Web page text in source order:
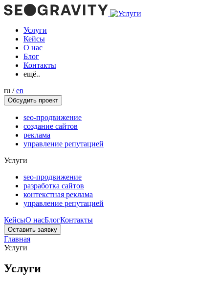
Услуги
Кейсы
О нас
Блог
Контакты
ещё..
ru / en
Обсудить проект
seo-продвижение
создание сайтов
реклама
управление репутацией
Услуги
seo-продвижение
разработка сайтов
контекстная реклама
управление репутацией
КейсыО насБлогКонтакты
Оставить заявку
Главная
Услуги
Услуги